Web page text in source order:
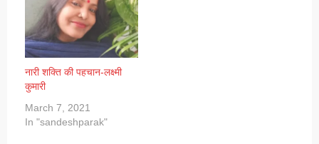
नारी शक्ति की पहचान-लक्ष्मी
कुमारी
March 7, 2021
In "sandeshparak"